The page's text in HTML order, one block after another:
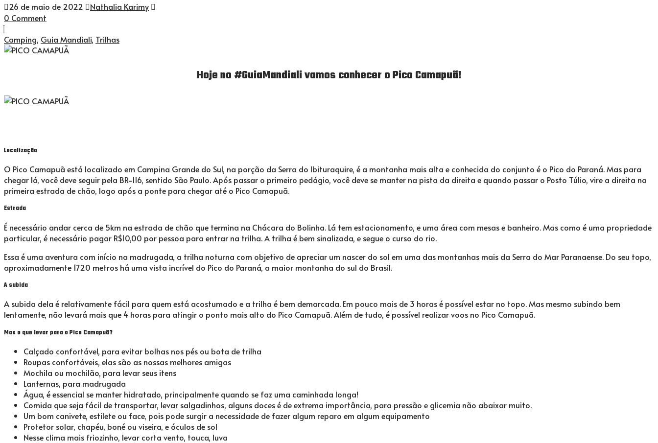
26 de maio de 2022
Nathalia Karimy
0 Comment
Camping, Guia Mandiali, Trilhas
Hoje no #GuiaMandiali vamos conhecer o Pico Camapuã!
Localização
O Pico Camapuã está localizado em Campina Grande do Sul, na porção da Serra do Ibituraquire, é a montanha mais alta e conhecida do conjunto é o Pico do Paraná. Mas para
chegar lá, você deve seguir pela BR-116, sentido São Paulo. Após passar o primeiro pedágio, você deve se manter na pista da direita e quando passar o Posto Túlio, vire a direita na
primeira estrada de chão, logo após a ponte para chegar até o Pico Camapuã.
Estrada
É necessário andar cerca de 5km na estrada de chão que termina na Chácara do Bolinha. Lá tem estacionamento, e uma área com mesas e banheiro. Mas como é uma propriedade
particular, é necessário pagar R$10,00 por pessoa para entrar na trilha. A trilha é bem sinalizada, e segue o curso do rio.
Essa é uma aventura com início na madrugada, a trilha noturna com objetivo de apreciar um nascer do sol em uma das montanhas mais da Serra do Mar Paranaense. Do seu topo,
aproximadamente 1720 metros há uma vista incrível do Pico do Paraná, a maior montanha do sul do Brasil.
A subida
A subida dela é relativamente fácil para quem está acostumado e a trilha é bem demarcada. Em pouco mais de 3 horas é possível estar no topo. Mas mesmo subindo bem
lentamente, não levará mais que 4 horas para atingir o ponto mais alto do Pico Camapuã. Além de tudo, é possível realizar voos no Pico Camapuã.
Mas o que levar para o Pico Camapuã?
Calçado confortável, para evitar bolhas nos pés ou bota de trilha
Roupas confortáveis, elas são as nossas melhores amigas
Mochila ou mochilão, para levar seus itens
Lanternas, para madrugada
Água, é essencial se manter hidratado, principalmente quando se faz uma caminhada longa!
Comida que seja fácil de transportar, levar salgadinhos, alguns doces é de extrema importância, para pressão e glicemia não abaixar muito.
Um bom canivete, estilete ou face, pois pode surgir a necessidade de fazer algum reparo em algum equipamento
Protetor solar, chapéu, boné ou viseira, e óculos de sol
Nesse clima mais friozinho, levar corta vento, touca, luva